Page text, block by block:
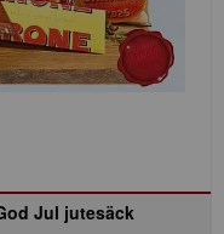
Jul jutesäck